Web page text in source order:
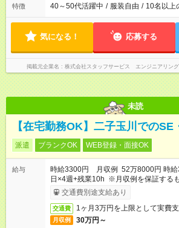
特徴 40～50代活躍中 / 服装自由 / 10名以上
気になる！ 応募する
掲載元企業名 株式会社スタッフサービス エンジニアリング
未読
【在宅勤務OK】二子玉川でのSE
派遣 ブランクOK WEB登録・面接OK
給与
時給3300円 月収例 52万8000円 時給
日×4週+残業10h ※月収例を保証する
交通費別途支給あり
交通費 1ヶ月3万円を上限として実費
月収例 30万円～